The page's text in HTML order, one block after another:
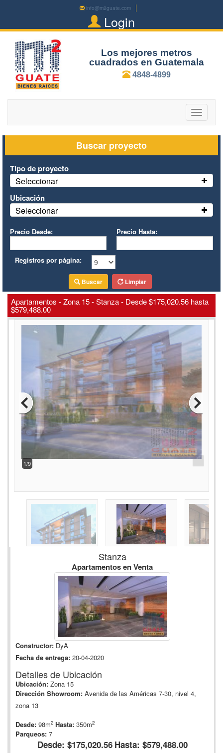
info@m2guate.com
Login
Los mejores metros
cuadrados en Guatemala
4848-4899
Toggle
Buscar proyecto
Tipo de proyecto
Seleccionar
Ubicación
Seleccionar
Precio Desde: Precio Hasta:
Registros por página:
Buscar Limpiar
Apartamentos - Zona 15 - Stanza - Desde $175,020.56 hasta
$579,488.00
2/9
Stanza
Apartamentos en Venta
Constructor: DyA
Fecha de entrega: 20-04-2020
Detalles de Ubicación
Ubicación: Zona 15
Dirección Showroom: Avenida de las Américas 7-30, nivel 4,
zona 13
Desde: 98m2 Hasta: 350m2
Parqueos: 7
Desde: $175,020.56 Hasta: $579,488.00